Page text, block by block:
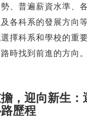
、普遍薪資水準、
各科系的發展方向
擇科系和學校的重
時找到前進的方向。
，迎向新生：
歷程